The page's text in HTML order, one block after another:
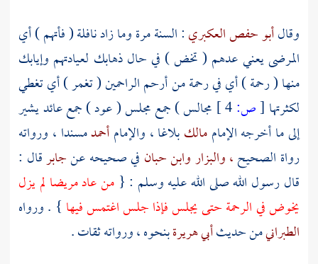
وقالأبو حفص العكبري: السنة مرة وما زاد نافلة ( فأتهم ) أي
المرضى يعني عدهم ( تخض ) في حال ذهابك لعيادتهم وإيابك
منها ( رحمة ) أي في رحمة من أرحم الراحمين ( تغمر ) أي تغطي
لكثرتها [ص:
مجالس ) جمع مجلس ( عود ) جمع عائد يشير
إلى ما أخرجه الإماممالكبلاغا ، والإمامأحمدمسندا ، ورواته
رواة الصحيح، والبزاروابن حبان في صحيحه عنجابرقال :
قال رسول الله صلى الله عليه وسلم : {من عاد مريضا لم يزل
يخوض في الرحمة حتى يجلس فإذا جلس اغتمس فيها } . ورواه
الطبرانيمن حديثأبي هريرةبنحوه ، ورواته ثقات .